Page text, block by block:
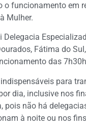
o funcionamento em
Mulher.
Delegacia
Fátima do
das
para
dia, inclusive nos
pois não há
à noite ou nos